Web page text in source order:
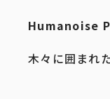
Humanoise
木々に囲まれ